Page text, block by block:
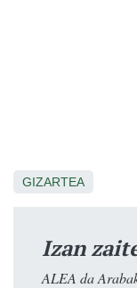
GIZARTEA
Izan
ALEA da